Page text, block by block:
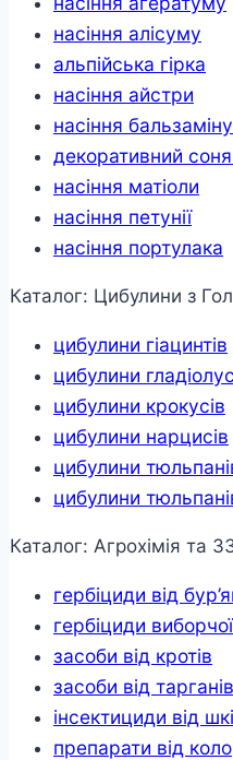
насіння алісуму
альпійська гірка
насіння айстри
насіння бальзаміну
декоративний
насіння матіоли
насіння петунії
насіння портулака
Каталог: Цибулини з
цибулини гіацинтів
цибулини
цибулини крокусів
цибулини нарцисів
цибулини
цибулини
Каталог: Агрохімія та
гербіциди від
гербіциди виборчої
засоби від кротів
засоби від тарганів
інсектициди від
препарати від